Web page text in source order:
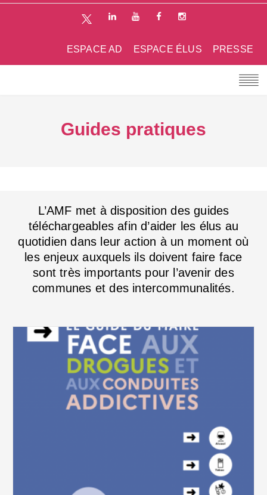
PRESSE
ESPACE ÉLUS
ESPACE AD
Guides pratiques
L’AMF met à disposition des guides
téléchargeables afin d’aider les élus au
quotidien dans leur action à un moment où
les enjeux auxquels ils doivent faire face
sont très importants pour l’avenir des
communes et des intercommunalités.